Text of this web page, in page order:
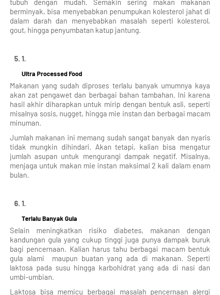
tubuh dengan mudah. Semakin sering makan makanan
berminyak, bisa menyebabkan penumpukan kolesterol jahat di
dalam darah dan menyebabkan masalah seperti kolesterol,
gout, hingga penyumbatan katup jantung.
Ultra Processed Food
Makanan yang sudah diproses terlalu banyak umumnya kaya
akan zat pengawet dan berbagai bahan tambahan. Ini karena
hasil akhir diharapkan untuk mirip dengan bentuk asli, seperti
misalnya sosis, nugget, hingga mie instan dan berbagai macam
minuman.
Jumlah makanan ini memang sudah sangat banyak dan nyaris
tidak mungkin dihindari. Akan tetapi, kalian bisa mengatur
jumlah asupan untuk mengurangi dampak negatif. Misalnya,
menjaga untuk makan mie instan maksimal 2 kali dalam enam
bulan.
Terlalu Banyak Gula
Selain meningkatkan risiko diabetes, makanan dengan
kandungan gula yang cukup tinggi juga punya dampak buruk
bagi pencernaan. Kalian harus tahu berbagai macam bentuk
gula alami maupun buatan yang ada di makanan. Seperti
laktosa pada susu hingga karbohidrat yang ada di nasi dan
umbi-umbian.
Laktosa bisa memicu berbagai masalah pencernaan alergi